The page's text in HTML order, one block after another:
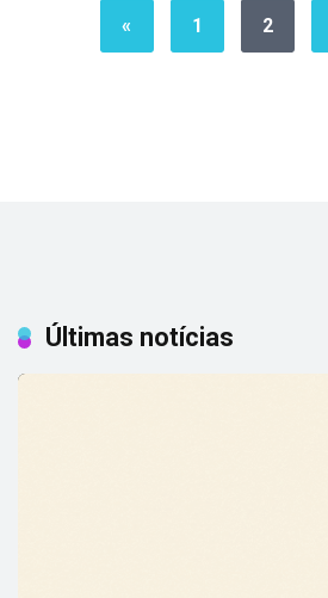
« 1 2
Últimas notícias